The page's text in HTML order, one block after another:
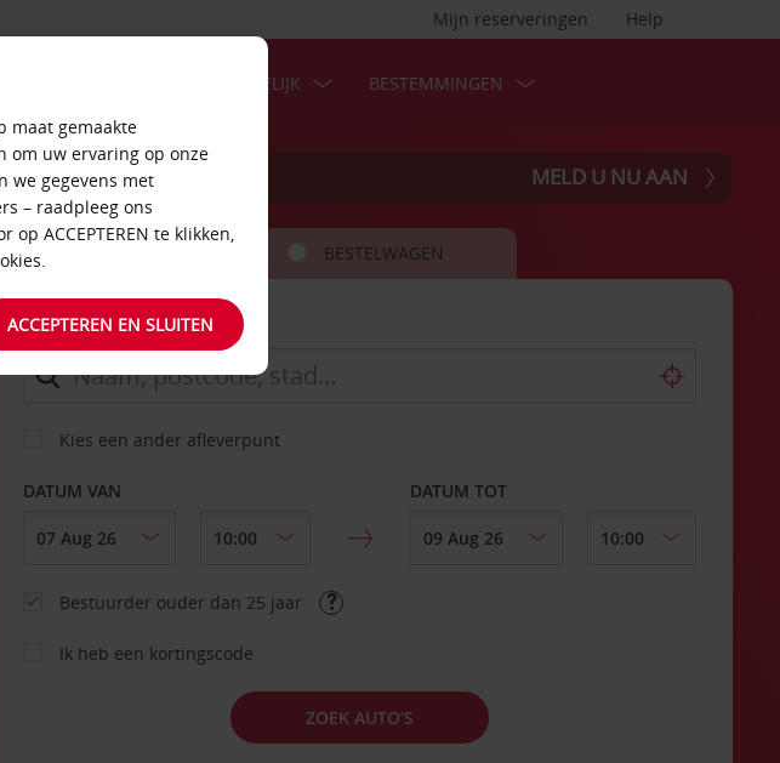
Help
Mijn reserveringen
ZAKELIJK BESTEMMINGEN
MELD U NU AAN
BESTELWAGEN
OPHALEN OP
Kies een ander afleverpunt
DATUM VAN DATUM TOT
Bestuurder ouder dan 25 jaar
Ik heb een kortingscode
ZOEK AUTO’S
maat gemaakte
om uw ervaring op onze
we gegevens met
– raadpleeg ons
ACCEPTEREN te klikken,
ACCEPTEREN EN SLUITEN